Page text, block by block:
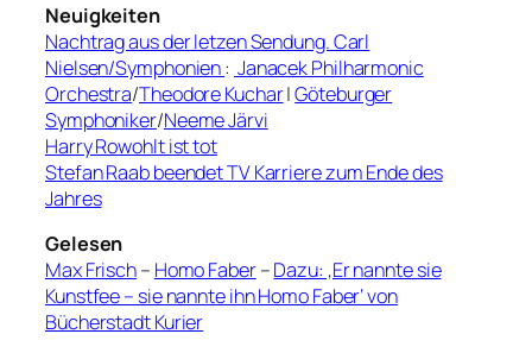
Neuigkeiten
Nachtrag aus der letzen Sendung. Carl
Nielsen/Symphonien: Janacek Philharmonic
Orchestra/Theodore Kuchar|Göteburger
Symphoniker/Neeme Järvi
Harry Rowohlt ist tot
Stefan Raab beendet TV Karriere zum Ende des
Jahres
Gelesen
Max Frisch– Homo Faber–Dazu: ‚Er nannte sie
Kunstfee – sie nannte ihn Homo Faber‘ von
Bücherstadt Kurier